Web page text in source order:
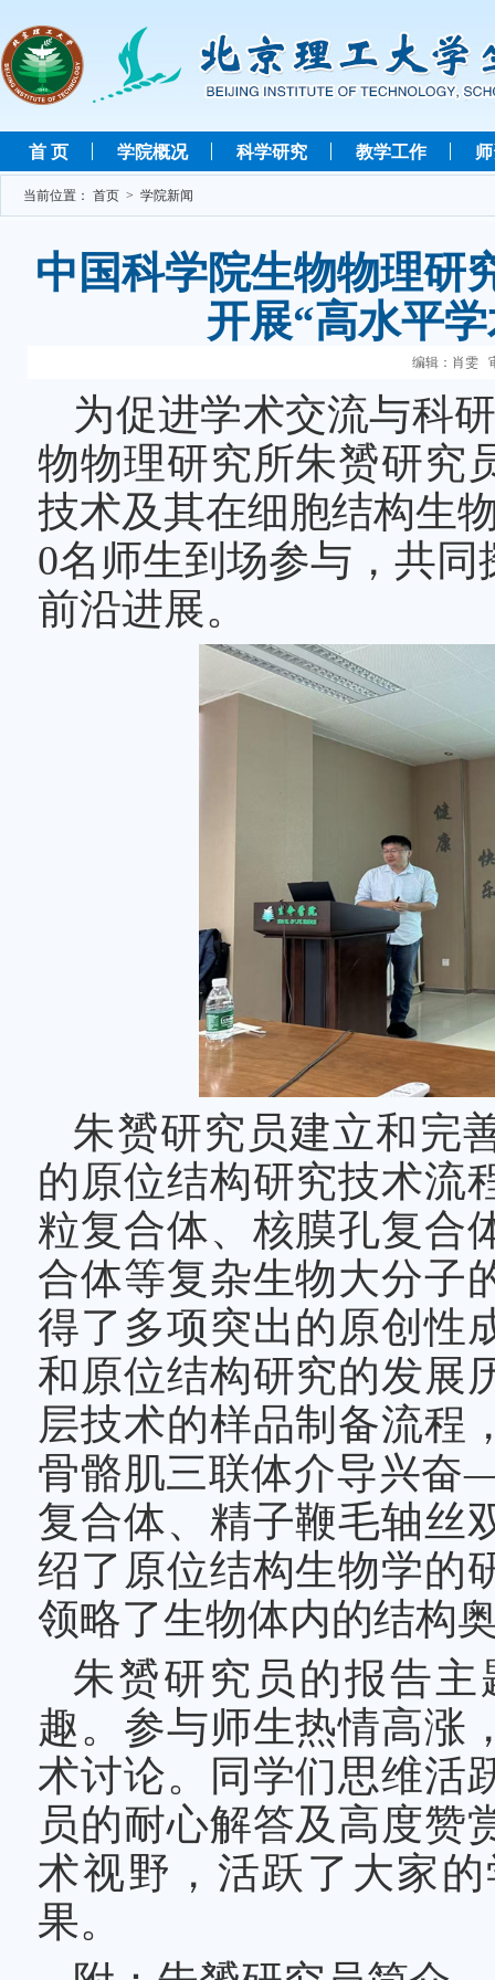
首 页 学院概况 科学研究 教学工作
当前位置： 首页 > 学院新闻
中国科学院生物物理研
开展“高水平
编辑：肖雯
为促进学术交流与科
物物理研究所朱赟研究
技术及其在细胞结构生
0名师生到场参与，共
前沿进展。
朱赟研究员建立和完
的原位结构研究技术流
粒复合体、核膜孔复合
合体等复杂生物大分子
得了多项突出的原创性
和原位结构研究的发展
层技术的样品制备流程
骨骼肌三联体介导兴奋
复合体、精子鞭毛轴丝
绍了原位结构生物学的
领略了生物体内的结构
朱赟研究员的报告
趣。参与师生热情高涨
术讨论。同学们思维活
员的耐心解答及高度赞
术视野，活跃了大家
果。